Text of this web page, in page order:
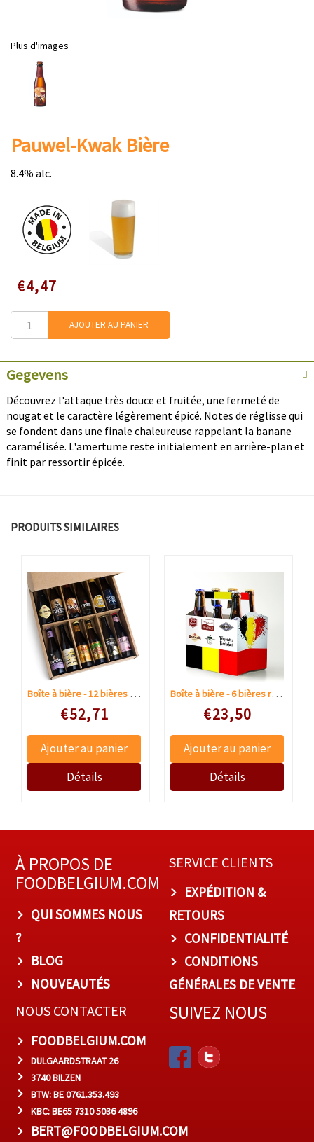
Plus d'images
Pauwel-Kwak Bière
8.4% alc.
Speciale
prijs
€4,47
AJOUTER AU PANIER
Gegevens
Découvrez l'attaque très douce et fruitée, une fermeté de
nougat et le caractère légèrement épicé. Notes de réglisse qui
se fondent dans une finale chaleureuse rappelant la banane
caramélisée. L'amertume reste initialement en arrière-plan et
finit par ressortir épicée.
PRODUITS SIMILAIRES
Boîte à bière - 12 bières régionales
Speciale prijs
€52,71
Boîte à bière - 6 bières régionales
Speciale prijs
€23,50
À PROPOS DE
FOODBELGIUM.COM
QUI SOMMES NOUS
?
BLOG
NOUVEAUTÉS
SERVICE CLIENTS
EXPÉDITION &
RETOURS
CONFIDENTIALITÉ
CONDITIONS
GÉNÉRALES DE VENTE
NOUS CONTACTER
FOODBELGIUM.COM
DULGAARDSTRAAT 26
3740 BILZEN
BTW: BE 0761.353.493
KBC: BE65 7310 5036 4896
BERT@FOODBELGIUM.COM
SUIVEZ NOUS